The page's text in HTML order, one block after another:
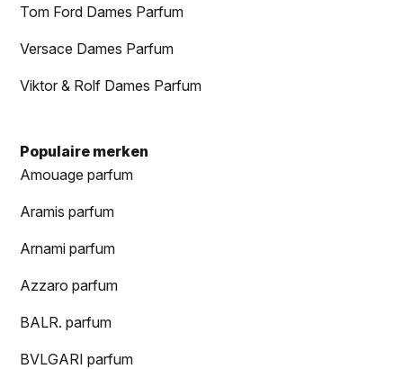
Tom Ford Dames Parfum
Versace Dames Parfum
Viktor & Rolf Dames Parfum
Populaire merken
Amouage parfum
Aramis parfum
Arnami parfum
Azzaro parfum
BALR. parfum
BVLGARI parfum